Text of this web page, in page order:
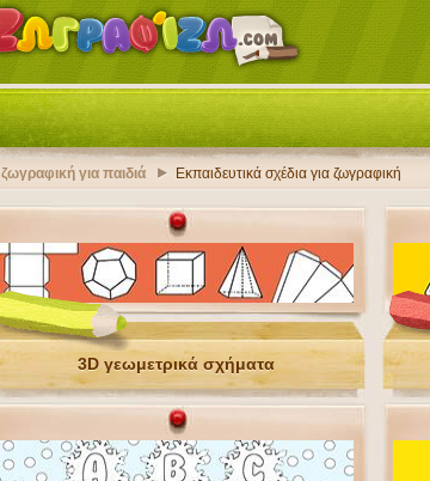
ζωγραφική για παιδιά Εκπαιδευτικά σχέδια για ζωγραφική
3D γεωμετρικά σχήματα